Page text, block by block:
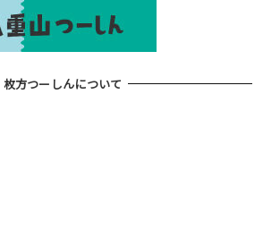
枚方つーしんについて